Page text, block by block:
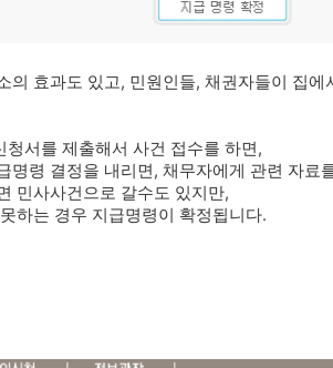
의 효과도 있고, 민원인들, 채권자들이 집
서를 제출해서 사건 접수를 하면,
명령 결정을 내리면, 채무자에게 관련 자료
민사사건으로 갈수도 있지만,
하는 경우 지급명령이 확정됩니다.